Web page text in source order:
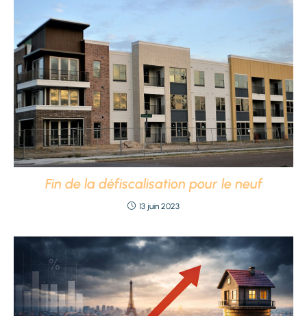
Fin de la défiscalisation pour le neuf
13 juin 2023